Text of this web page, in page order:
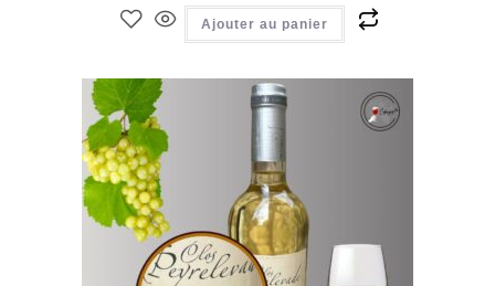
Ajouter au panier